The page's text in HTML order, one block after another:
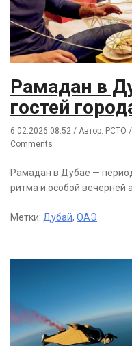
Рамадан в
гостей
6.02.2026 08:52 / Автор: РСТО /
Comments
Рамадан в Дубае —
ритма и особой вечерней
Метки: Дубай, ОАЭ